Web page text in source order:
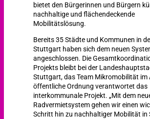
bietet den Bürgerinnen und Bürgern
nachhaltige und flächendeckende
Mobilitätslösung.
Bereits 35 Städte und Kommunen in
Stuttgart haben sich dem neuen
angeschlossen. Die
Projekts bleibt bei der
Stuttgart, das Team Mikromobilität im
öffentliche Ordnung verantwortet das
interkommunale Projekt. „Mit dem
Radvermietsystem gehen wir einen
Schritt hin zu nachhaltiger Mobilität in